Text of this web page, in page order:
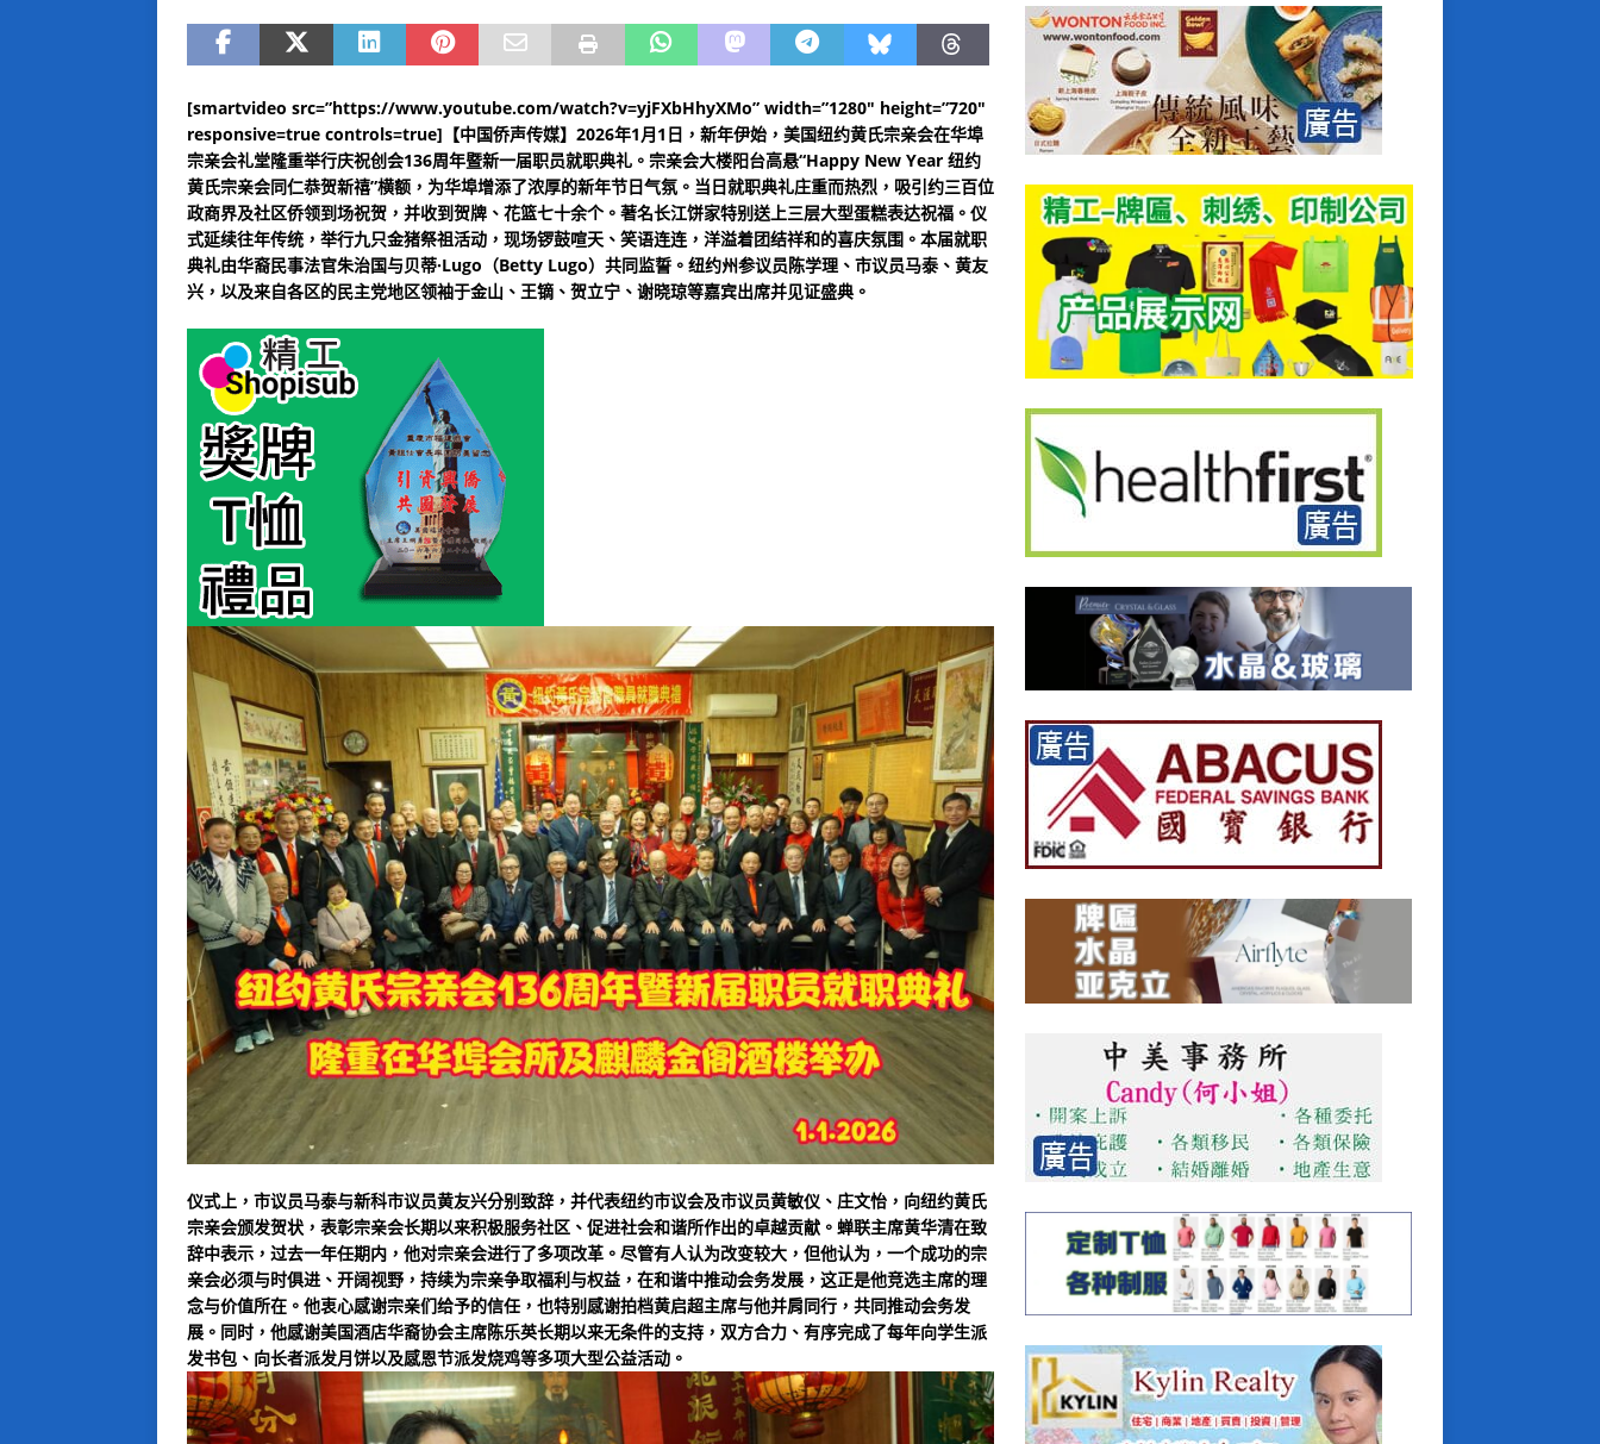
[smartvideo src=”https://www.youtube.com/watch?v=yjFXbHhyXMo” width=”1280″ height=”720″
responsive=true controls=true]【中国侨声传媒】2026年1月1日，新年伊始，美国纽约黄氏宗亲会在华埠
宗亲会礼堂隆重举行庆祝创会136周年暨新一届职员就职典礼。宗亲会大楼阳台高悬“Happy New Year 纽约
黄氏宗亲会同仁恭贺新禧”横额，为华埠增添了浓厚的新年节日气氛。当日就职典礼庄重而热烈，吸引约三百位
政商界及社区侨领到场祝贺，并收到贺牌、花篮七十余个。著名长江饼家特别送上三层大型蛋糕表达祝福。仪
式延续往年传统，举行九只金猪祭祖活动，现场锣鼓喧天、笑语连连，洋溢着团结祥和的喜庆氛围。本届就职
典礼由华裔民事法官朱治国与贝蒂·Lugo（Betty Lugo）共同监誓。纽约州参议员陈学理、市议员马泰、黄友
兴，以及来自各区的民主党地区领袖于金山、王镝、贺立宁、谢晓琼等嘉宾出席并见证盛典。
仪式上，市议员马泰与新科市议员黄友兴分别致辞，并代表纽约市议会及市议员黄敏仪、庄文怡，向纽约黄氏
宗亲会颁发贺状，表彰宗亲会长期以来积极服务社区、促进社会和谐所作出的卓越贡献。蝉联主席黄华清在致
辞中表示，过去一年任期内，他对宗亲会进行了多项改革。尽管有人认为改变较大，但他认为，一个成功的宗
亲会必须与时俱进、开阔视野，持续为宗亲争取福利与权益，在和谐中推动会务发展，这正是他竞选主席的理
念与价值所在。他衷心感谢宗亲们给予的信任，也特别感谢拍档黄启超主席与他并肩同行，共同推动会务发
展。同时，他感谢美国酒店华裔协会主席陈乐英长期以来无条件的支持，双方合力、有序完成了每年向学生派
发书包、向长者派发月饼以及感恩节派发烧鸡等多项大型公益活动。